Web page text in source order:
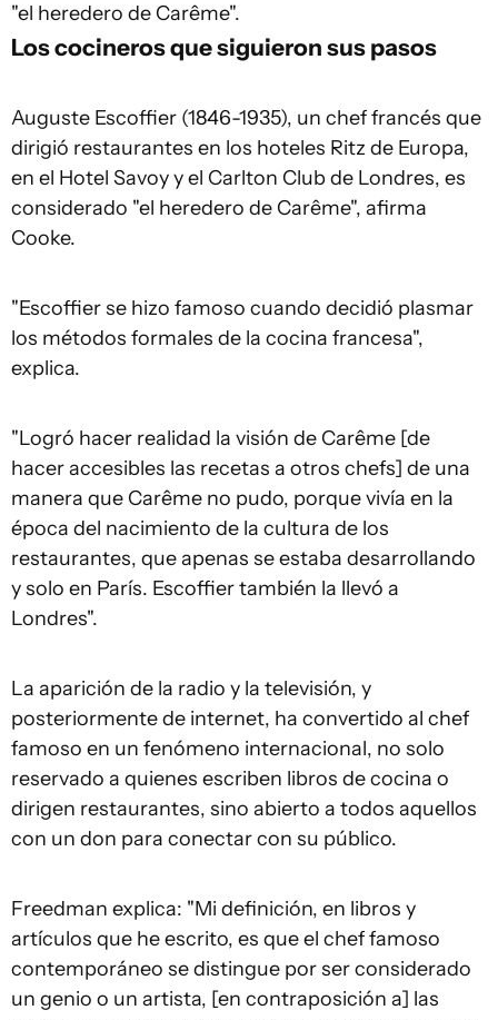
"el heredero de Carême".
Los cocineros que siguieron sus pasos
Auguste Escoffier (1846-1935), un chef francés que
dirigió restaurantes en los hoteles Ritz de Europa,
en el Hotel Savoy y el Carlton Club de Londres, es
considerado "el heredero de Carême", afirma
Cooke.
"Escoffier se hizo famoso cuando decidió plasmar
los métodos formales de la cocina francesa",
explica.
"Logró hacer realidad la visión de Carême [de
hacer accesibles las recetas a otros chefs] de una
manera que Carême no pudo, porque vivía en la
época del nacimiento de la cultura de los
restaurantes, que apenas se estaba desarrollando
y solo en París. Escoffier también la llevó a
Londres".
La aparición de la radio y la televisión, y
posteriormente de internet, ha convertido al chef
famoso en un fenómeno internacional, no solo
reservado a quienes escriben libros de cocina o
dirigen restaurantes, sino abierto a todos aquellos
con un don para conectar con su público.
Freedman explica: "Mi definición, en libros y
artículos que he escrito, es que el chef famoso
contemporáneo se distingue por ser considerado
un genio o un artista, [en contraposición a] las